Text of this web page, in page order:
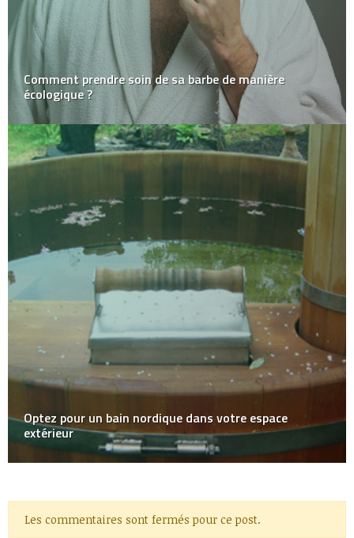
Comment prendre soin de sa barbe de manière
écologique ?
Optez pour un bain nordique dans votre espace
extérieur
Les commentaires sont fermés pour ce post.